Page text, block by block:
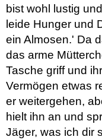
bist wohl lustig
leide Hunger und
ein Almosen.' Da
das arme
Tasche griff und
Vermögen etwas
er weitergehen,
hielt ihn an und
Jäger, was ich dir